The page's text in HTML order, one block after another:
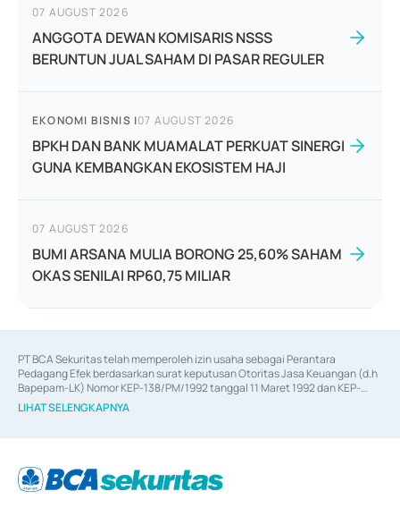
07 AUGUST 2026
ANGGOTA DEWAN KOMISARIS NSSS
BERUNTUN JUAL SAHAM DI PASAR REGULER
EKONOMI BISNIS |07 AUGUST 2026
BPKH DAN BANK MUAMALAT PERKUAT SINERGI
GUNA KEMBANGKAN EKOSISTEM HAJI
07 AUGUST 2026
BUMI ARSANA MULIA BORONG 25,60% SAHAM
OKAS SENILAI RP60,75 MILIAR
PT BCA Sekuritas telah memperoleh izin usaha sebagai Perantara
Pedagang Efek berdasarkan surat keputusan Otoritas Jasa Keuangan (d.h
Bapepam-LK) Nomor KEP-138/PM/1992 tanggal 11 Maret 1992 dan KEP-
06/D.04/2014 tanggal 28 Februari 2014, izin usaha sebagai Penjamin Emisi
Efek berdasarkan surat keputusan Otoritas Jasa Keuangan Nomor KEP-
berdasarkan surat keputusan Otoritas Jasa Keuangan Nomor S-
67/PM.21/2017 tanggal 3 Februari 2017, dan beberapa izin usaha lainnya
LIHAT SELENGKAPNYA